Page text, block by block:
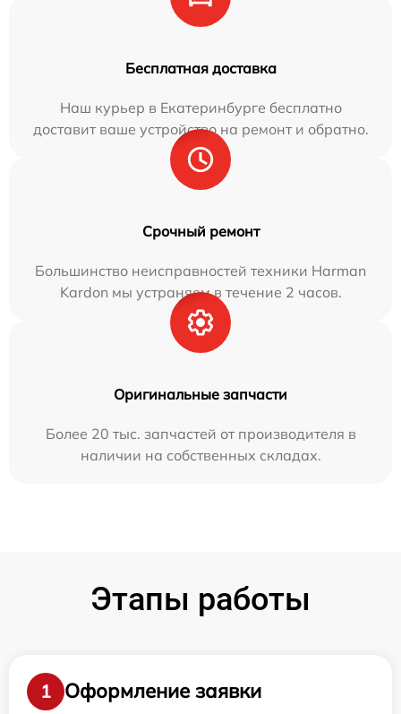
Бесплатная доставка
Наш курьер в Екатеринбурге бесплатно
доставит ваше устройство на ремонт и обратно.
Срочный ремонт
Большинство неисправностей техники Harman
Kardon мы устраняем в течение 2 часов.
Оригинальные запчасти
Более 20 тыс. запчастей от производителя в
наличии на собственных складах.
Этапы работы
1 Оформление заявки